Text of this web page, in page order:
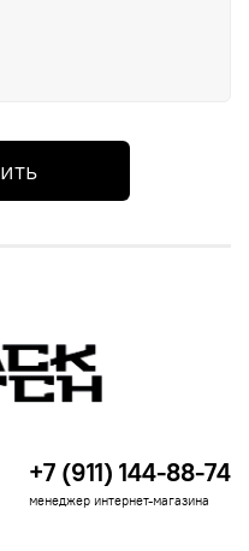
+7 (911) 144-88-74
менеджер интернет-магазина